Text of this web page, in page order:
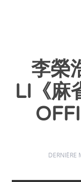
李榮
LI《麻
DERNIÈRE